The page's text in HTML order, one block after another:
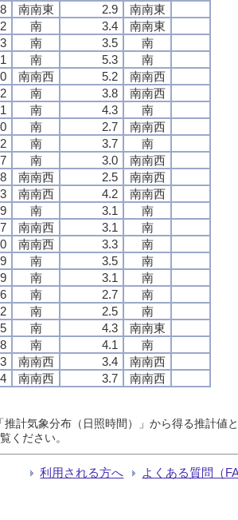
南南東 2.9
南南東
南 3.4
南南東
南 3.5
南
南 5.3
南
南南西 5.2
南南西
南 3.8
南南西
南 4.3
南
南 2.7
南南西
南 3.7
南
南 3.0
南南西
南南西 2.5
南南西
南南西 4.2
南南西
南 3.1
南
南南西 3.1
南
南南西 3.3
南
南 3.5
南
南 3.1
南
南 2.7
南
南 2.5
南
南 4.3
南南東
南 4.1
南
南南西 3.4
南南西
南南西 3.7 南南西
計気象分布（日照時間）」から得る推計値
ください。
利用される方へ よくある質問（